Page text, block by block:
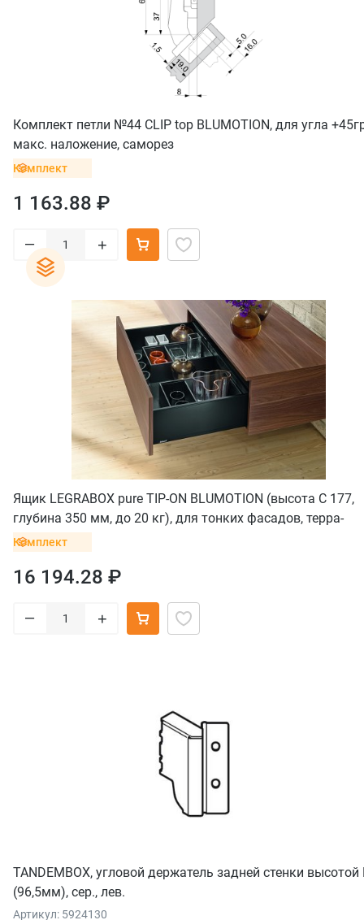
Комплект петли №44 CLIP top BLUMOTION, для угла
макс. наложение, саморез
Комплект
1 163.88 ₽
– +
Ящик LEGRABOX pure TIP-ON BLUMOTION (высота C 177,
глубина 350 мм, до 20 кг), для тонких фасадов, терра-
черный
Комплект
16 194.28 ₽
– +
TANDEMBOX, угловой держатель задней стенки
(96,5мм), сер., лев.
Артикул: 5924130